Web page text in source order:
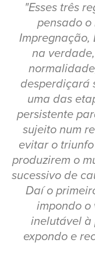
"Esses três
pensado o
Impregnação,
na
desperdiçará
uma das
persistente
sujeito num
evitar o
produzirem o
sucessivo de
Daí o
impondo o
inelutável à
expondo e